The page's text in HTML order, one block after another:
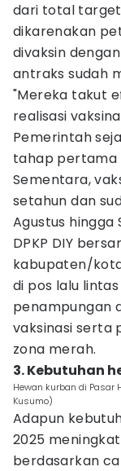
dari total
dikarenakan
divaksin
antraks sudah
"Mereka takut
realisasi
Pemerintah
tahap pertama
Sementara,
setahun dan
Agustus hingga
DPKP DIY
kabupaten/
di pos lalu
penampungan
vaksinasi serta
zona merah.
3. Kebutuhan
Hewan kurban di Pasar
Kusumo)
Adapun
2025
berdasarkan